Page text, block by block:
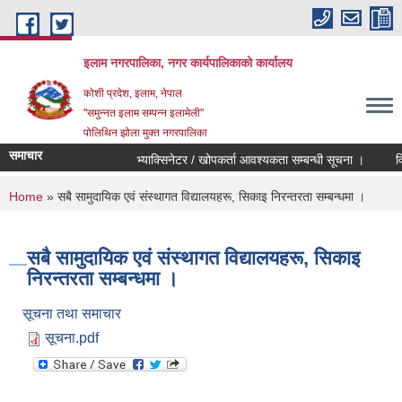
Skip to main content
इलाम नगरपालिका, नगर कार्यपालिकाको कार्यालय
कोशी प्रदेश, इलाम, नेपाल
"समुन्नत इलाम सम्पन्न इलामेली"
पोलिथिन झोला मुक्त नगरपालिका
समाचार भ्याक्सिनेटर / खोपकर्ता आवश्यकता सम्बन्धी सूचना ।
You are here
Home » सबै सामुदायिक एवं संस्थागत विद्यालयहरू, सिकाइ निरन्तरता सम्बन्धमा ।
सबै सामुदायिक एवं संस्थागत विद्यालयहरू, सिकाइ
निरन्तरता सम्बन्धमा ।
सूचना तथा समाचार
सूचना.pdf